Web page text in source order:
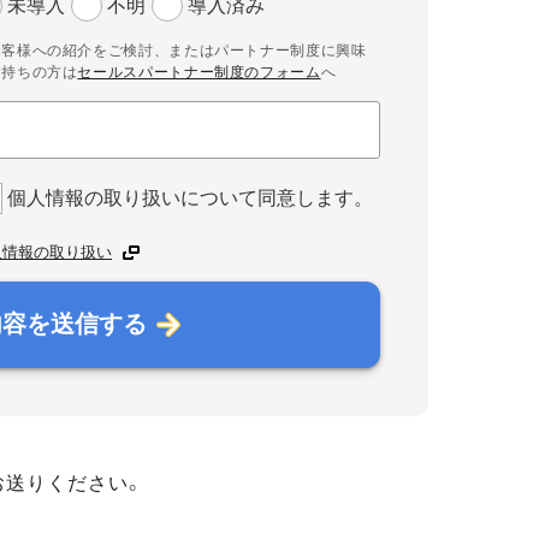
未導入 不明 導入済み
様への紹介をご検討、またはパートナー制度に興味
ちの方はセールスパートナー制度のフォームへ
個人情報の取り扱いについて同意します。
報の取り扱い
を送信する
りください。